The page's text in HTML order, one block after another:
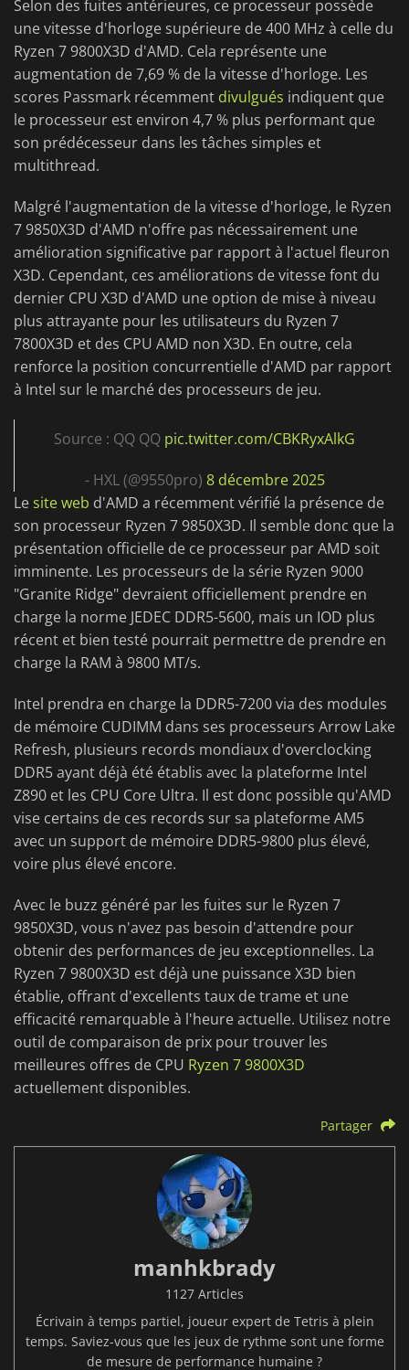
Selon des fuites antérieures, ce processeur possède
une vitesse d'horloge supérieure de 400 MHz à celle du
Ryzen 7 9800X3D d'AMD. Cela représente une
augmentation de 7,69 % de la vitesse d'horloge. Les
scores Passmark récemment divulgués indiquent que
le processeur est environ 4,7 % plus performant que
son prédécesseur dans les tâches simples et
multithread.
Malgré l'augmentation de la vitesse d'horloge, le Ryzen
7 9850X3D d'AMD n'offre pas nécessairement une
amélioration significative par rapport à l'actuel fleuron
X3D. Cependant, ces améliorations de vitesse font du
dernier CPU X3D d'AMD une option de mise à niveau
plus attrayante pour les utilisateurs du Ryzen 7
7800X3D et des CPU AMD non X3D. En outre, cela
renforce la position concurrentielle d'AMD par rapport
à Intel sur le marché des processeurs de jeu.
Source : QQ QQ pic.twitter.com/CBKRyxAlkG
- HXL (@9550pro) 8 décembre 2025
Lesite web d'AMD a récemment vérifié la présence de
son processeur Ryzen 7 9850X3D. Il semble donc que la
présentation officielle de ce processeur par AMD soit
imminente. Les processeurs de la série Ryzen 9000
"Granite Ridge" devraient officiellement prendre en
charge la norme JEDEC DDR5-5600, mais un IOD plus
récent et bien testé pourrait permettre de prendre en
charge la RAM à 9800 MT/s.
Intel prendra en charge la DDR5-7200 via des modules
de mémoire CUDIMM dans ses processeurs Arrow Lake
Refresh, plusieurs records mondiaux d'overclocking
DDR5 ayant déjà été établis avec la plateforme Intel
Z890 et les CPU Core Ultra. Il est donc possible qu'AMD
vise certains de ces records sur sa plateforme AM5
avec un support de mémoire DDR5-9800 plus élevé,
voire plus élevé encore.
Avec le buzz généré par les fuites sur le Ryzen 7
9850X3D, vous n'avez pas besoin d'attendre pour
obtenir des performances de jeu exceptionnelles. La
Ryzen 7 9800X3D est déjà une puissance X3D bien
établie, offrant d'excellents taux de trame et une
efficacité remarquable à l'heure actuelle. Utilisez notre
outil de comparaison de prix pour trouver les
meilleures offres de CPU Ryzen 7 9800X3D
actuellement disponibles.
Partager
manhkbrady
1127 Articles
Écrivain à temps partiel, joueur expert de Tetris à plein
temps. Saviez-vous que les jeux de rythme sont une forme
de mesure de performance humaine ?